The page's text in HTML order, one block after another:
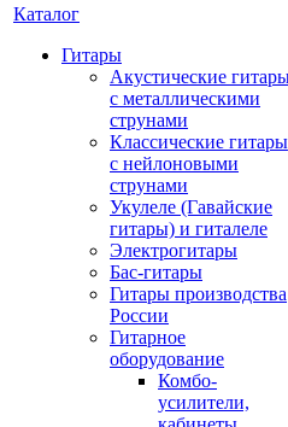
Каталог
Гитары
Акустические
с металлическими
струнами
Классические гитары
с нейлоновыми
струнами
Укулеле (Гавайские
гитары) и гиталеле
Электрогитары
Бас-гитары
Гитары производства
России
Гитарное
оборудование
Комбо-
усилители,